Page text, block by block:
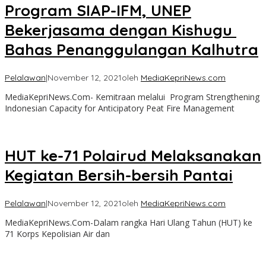
Program SIAP-IFM, UNEP
Bekerjasama dengan Kishugu
Bahas Penanggulangan Kalhutra
Pelalawan|November 12, 2021oleh MediaKepriNews.com
MediaKepriNews.Com- Kemitraan melalui Program Strengthening
Indonesian Capacity for Anticipatory Peat Fire Management
HUT ke-71 Polairud Melaksanakan
Kegiatan Bersih-bersih Pantai
Pelalawan|November 12, 2021oleh MediaKepriNews.com
MediaKepriNews.Com-Dalam rangka Hari Ulang Tahun (HUT) ke
71 Korps Kepolisian Air dan